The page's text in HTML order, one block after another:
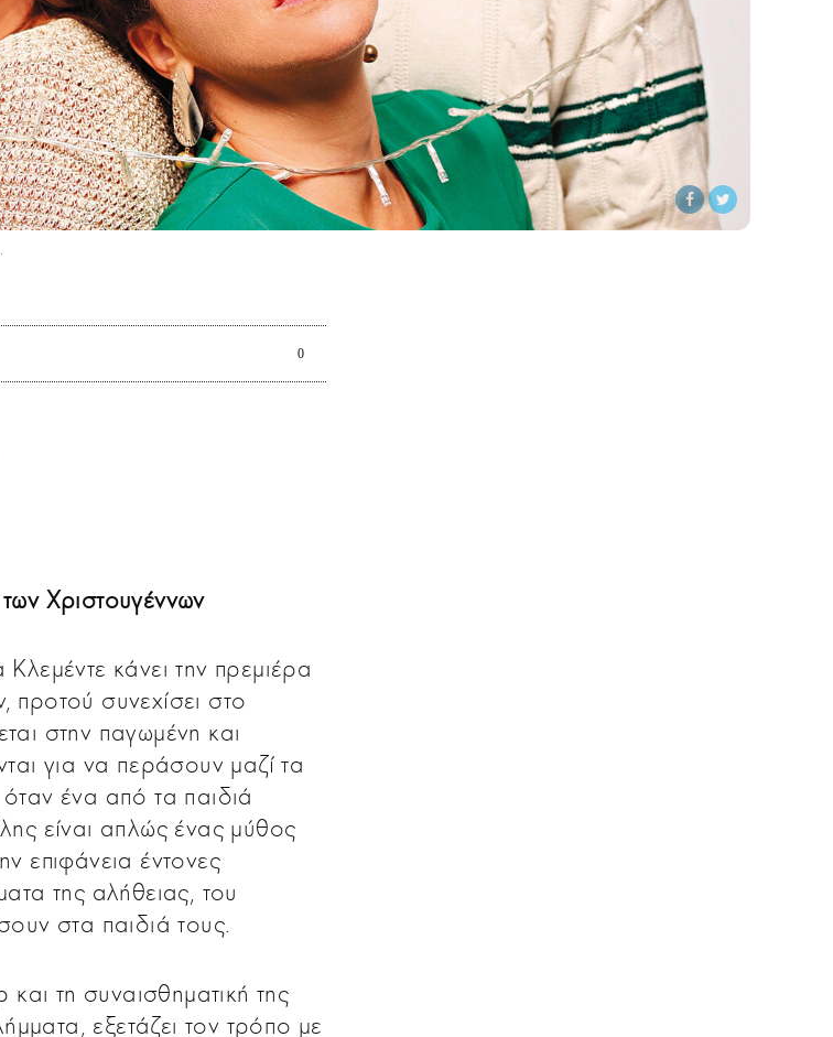
0
Χριστουγέννων
κάνει την πρεμιέρα
συνεχίσει στο
στην παγωμένη και
για να περάσουν μαζί τα
ένα από τα παιδιά
είναι απλώς ένας μύθος
επιφάνεια έντονες
της αλήθειας, του
στα παιδιά τους.
τη συναισθηματική της
εξετάζει τον τρόπο με